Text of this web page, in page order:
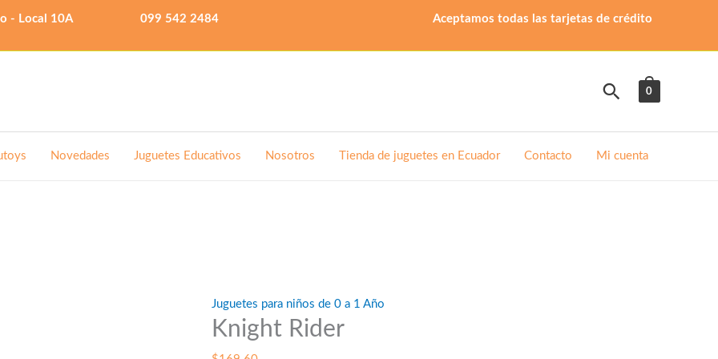
- Local 10A 099 542 2484 Aceptamos todas las tarjetas de crédito
Buscar
0
Novedades Juguetes Educativos Nosotros Tienda de juguetes en Ecuador Contacto Mi cuenta
Juguetes para niños de 0 a 1 Año
Knight Rider